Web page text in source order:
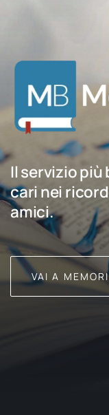
Il servizio più
cari nei
amici.
VAI A